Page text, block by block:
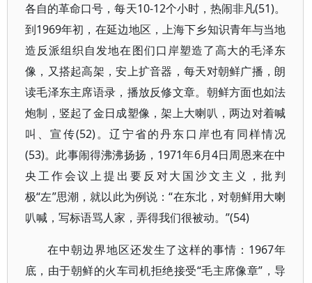
各自的革命口号，每天10-12个小时，热闹非凡(51)。
到1969年初，在延边地区，上海下乡知识青年与当地
造反派组织自发地在图们口岸塑造了高大的毛泽东
像，又搭起高架，安上扩音器，每天对朝鲜广播，朗
读毛泽东主席语录，播放反修文章。朝鲜方面也如法
炮制，竖起了金日成塑像，架上大喇叭，两边对着喊
叫、宣传(52)。辽宁省的丹东口岸也有同样情况
(53)。此事闹得沸沸扬扬，1971年6月4日周恩来在中
央工作会议上提出要反对大国沙文主义，批判
极“左”思潮，就以此为例说：“在东北，对朝鲜用大喇
叭喊，写标语骂人家，弄得我们很被动。”(54)
在中朝边界地区还发生了这样的事情：1967年
底，由于朝鲜的火车司机拒绝接受“毛主席像章”，导